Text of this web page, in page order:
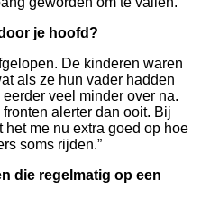
je hoofd?
De kinderen waren
als ze hun vader hadden
veel minder over na.
alerter dan ooit. Bij
me nu extra goed op hoe
soms rijden.”
die regelmatig op een